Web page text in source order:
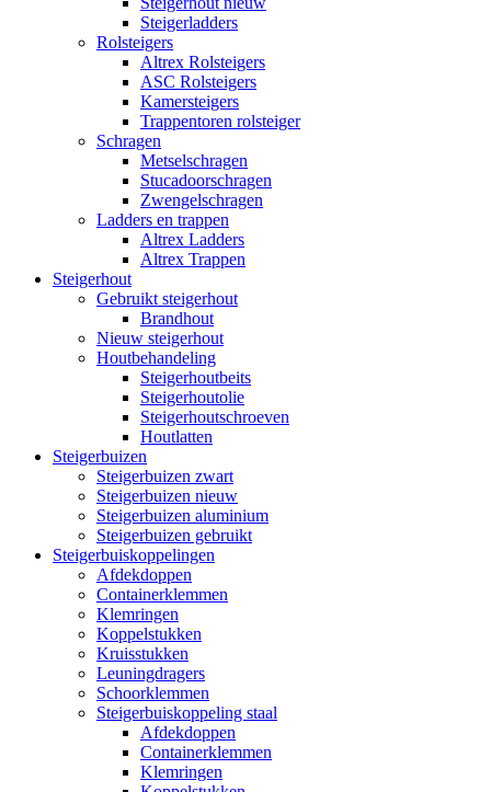
Steigerladders
Rolsteigers
Altrex Rolsteigers
ASC Rolsteigers
Kamersteigers
Trappentoren rolsteiger
Schragen
Metselschragen
Stucadoorschragen
Zwengelschragen
Ladders en trappen
Altrex Ladders
Altrex Trappen
Steigerhout
Gebruikt steigerhout
Brandhout
Nieuw steigerhout
Houtbehandeling
Steigerhoutbeits
Steigerhoutolie
Steigerhoutschroeven
Houtlatten
Steigerbuizen
Steigerbuizen zwart
Steigerbuizen nieuw
Steigerbuizen aluminium
Steigerbuizen gebruikt
Steigerbuiskoppelingen
Afdekdoppen
Containerklemmen
Klemringen
Koppelstukken
Kruisstukken
Leuningdragers
Schoorklemmen
Steigerbuiskoppeling staal
Afdekdoppen
Containerklemmen
Klemringen